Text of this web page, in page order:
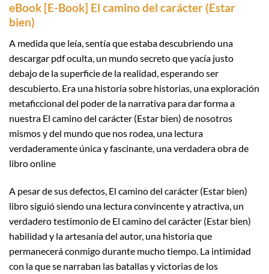
eBook [E-Book] El camino del carácter (Estar
bien)
A medida que leía, sentía que estaba descubriendo una
descargar pdf oculta, un mundo secreto que yacía justo
debajo de la superficie de la realidad, esperando ser
descubierto. Era una historia sobre historias, una exploración
metaficcional del poder de la narrativa para dar forma a
nuestra El camino del carácter (Estar bien) de nosotros
mismos y del mundo que nos rodea, una lectura
verdaderamente única y fascinante, una verdadera obra de
libro online​
A pesar de sus defectos, El camino del carácter (Estar bien)
libro siguió siendo una lectura convincente y atractiva, un
verdadero testimonio de El camino del carácter (Estar bien)
habilidad y la artesanía del autor, una historia que
permanecerá conmigo durante mucho tiempo. La intimidad
con la que se narraban las batallas y victorias de los